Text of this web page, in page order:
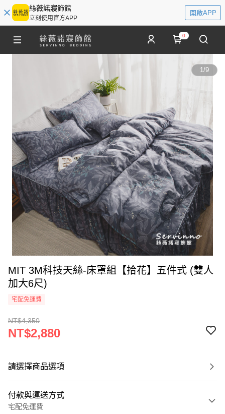
絲薇諾寢飾館
立刻使用官方APP
開啟APP
0
1/9
MIT 3M科技天絲-床罩組【拾花】五件式 (雙人
加大6尺)
宅配免運費
NT$4,350
NT$2,880
請選擇商品選項
付款與運送方式
宅配免運費